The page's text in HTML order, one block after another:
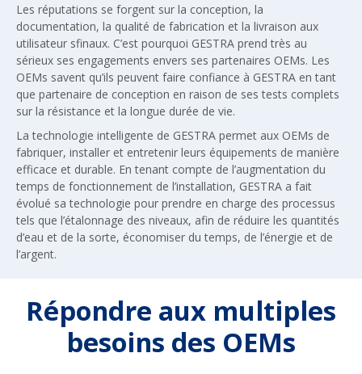
Les réputations se forgent sur la conception, la
documentation, la qualité de fabrication et la livraison aux
utilisateur sfinaux. C’est pourquoi GESTRA prend très au
sérieux ses engagements envers ses partenaires OEMs. Les
OEMs savent qu’ils peuvent faire confiance à GESTRA en tant
que partenaire de conception en raison de ses tests complets
sur la résistance et la longue durée de vie.
La technologie intelligente de GESTRA permet aux OEMs de
fabriquer, installer et entretenir leurs équipements de manière
efficace et durable. En tenant compte de l’augmentation du
temps de fonctionnement de l’installation, GESTRA a fait
évolué sa technologie pour prendre en charge des processus
tels que l’étalonnage des niveaux, afin de réduire les quantités
d’eau et de la sorte, économiser du temps, de l’énergie et de
l’argent.
Répondre aux multiples
besoins des OEMs